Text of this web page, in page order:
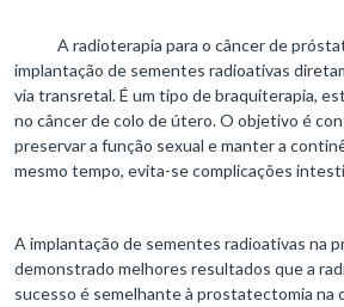
A radioterapia para o câncer de
implantação de sementes radioativas
via transretal. É um tipo de braquiterapia,
no câncer de colo de útero. O objetivo é
preservar a função sexual e manter a
mesmo tempo, evita-se complicações
A implantação de sementes radioativas na
demonstrado melhores resultados que a
sucesso é semelhante à prostatectomia na